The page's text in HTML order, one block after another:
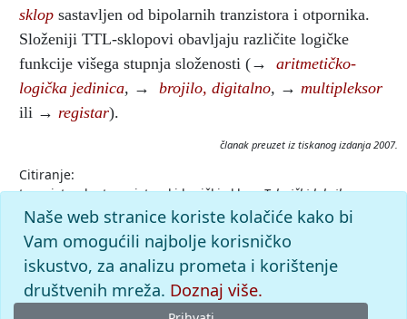
sklop sastavljen od bipolarnih tranzistora i otpornika.
Složeniji TTL-sklopovi obavljaju različite logičke
funkcije višega stupnja složenosti (→
aritmetičko-
logička jedinica, → brojilo, digitalno, → multipleksor
ili → registar).
članak preuzet iz tiskanog izdanja 2007.
Citiranje:
tranzistorsko-tranzistorski logički sklop.Tehnički leksikon
(2007), mrežno izdanje.Leksikografski zavod Miroslav Krleža,
2026. Pristupljeno 7.8.2026.
<https://tehnicki.lzmk.hr/clanak/tranzistorsko-tranzistorski-
logicki-sklop>.
Naše web stranice koriste kolačiće kako bi
Vam omogućili najbolje korisničko
iskustvo, za analizu prometa i korištenje
društvenih mreža. Doznaj više.